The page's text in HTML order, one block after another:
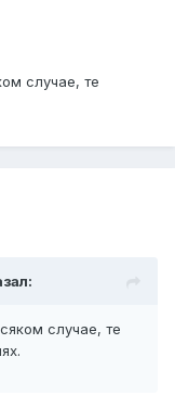
случае, те
случае, те